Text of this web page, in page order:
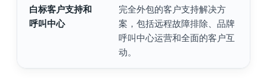
白标客户支持和
呼叫中心
完全外包的客户支持解决方
案，包括远程故障排除、品牌
呼叫中心运营和全面的客户互
动。